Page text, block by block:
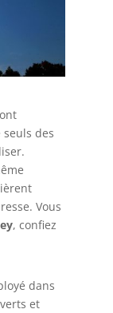
des
Vous
, confiez
dans
et